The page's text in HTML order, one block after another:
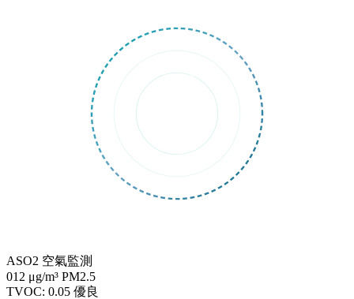
ASO2 空氣監測
012 μg/m³ PM2.5
TVOC: 0.05 優良